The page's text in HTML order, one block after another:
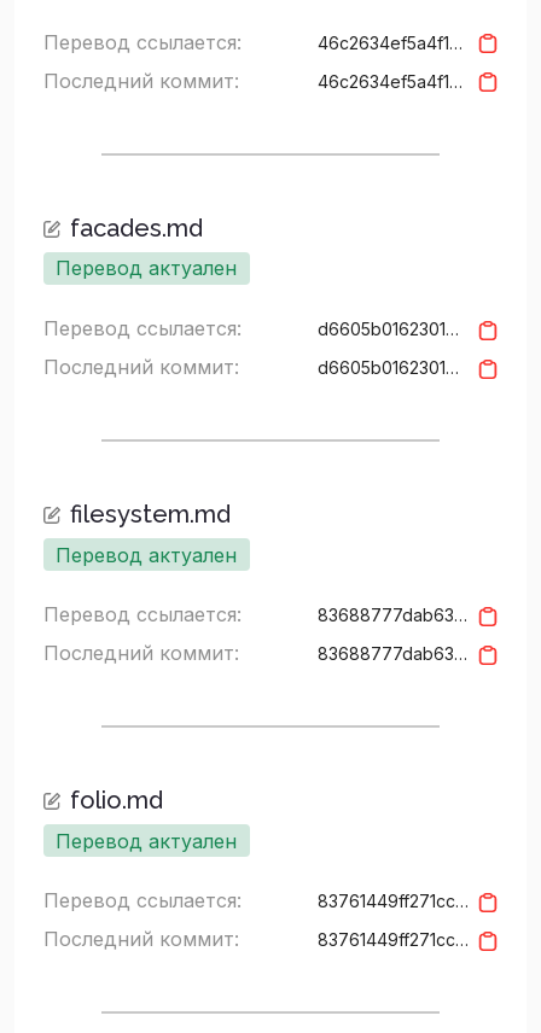
Перевод ссылается: 46c2634ef5a4f15427c94a3157b626cf5bd3937f
Последний коммит: 46c2634ef5a4f15427c94a3157b626cf5bd3937f
facades.md
Перевод актуален
Перевод ссылается: d6605b0162301072ea404cac9eff166d068455dc
Последний коммит: d6605b0162301072ea404cac9eff166d068455dc
filesystem.md
Перевод актуален
Перевод ссылается: 83688777dab6342690ae0c91cb9cb91c7514d355
Последний коммит: 83688777dab6342690ae0c91cb9cb91c7514d355
folio.md
Перевод актуален
Перевод ссылается: 83761449ff271ccda95e4ea87eca0f5a772f59df
Последний коммит: 83761449ff271ccda95e4ea87eca0f5a772f59df